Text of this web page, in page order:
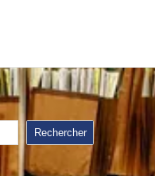
Rechercher